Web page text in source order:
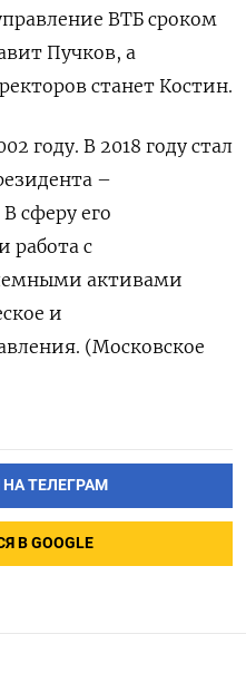
ВТБ сроком
Пучков, а
станет Костин.
году. В 2018 году стал
–
сферу его
работа с
активами
и
(Московское
ТЕЛЕГРАМ
В GOOGLE